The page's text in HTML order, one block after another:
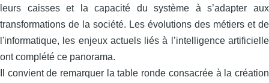
leurs caisses et la capacité du système à s’adapter aux
transformations de la société. Les évolutions des métiers et de
l'informatique, les enjeux actuels liés à l’intelligence artificielle
ont complété ce panorama.
Il convient de remarquer la table ronde consacrée à la création